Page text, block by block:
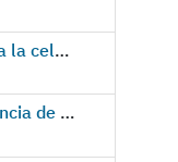
Campus Mare Nostrum apoya la celebración del Día Internacional de la Música Antigua 2017 con la presentación del programa Bach Cartagena y multitud de actividades
Premios 2016 a la Transferencia de Conocimiento